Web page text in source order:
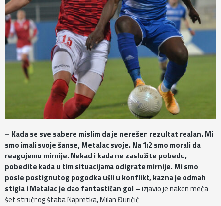
– Kada se sve sabere mislim da je nerešen rezultat realan. Mi
smo imali svoje šanse, Metalac svoje. Na 1:2 smo morali da
reagujemo mirnije. Nekad i kada ne zaslužite pobedu,
pobedite kada u tim situacijama odigrate mirnije. Mi smo
posle postignutog pogodka ušli u konflikt, kazna je odmah
stigla i Metalac je dao fantastičan gol –izjavio je nakon meča
šef stručnog štaba Napretka, Milan Đuričić